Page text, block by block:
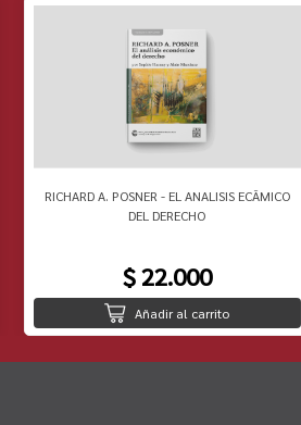
RICHARD A. POSNER - EL ANALISIS ECÃMICO
DEL DERECHO
$ 22.000
Añadir al carrito